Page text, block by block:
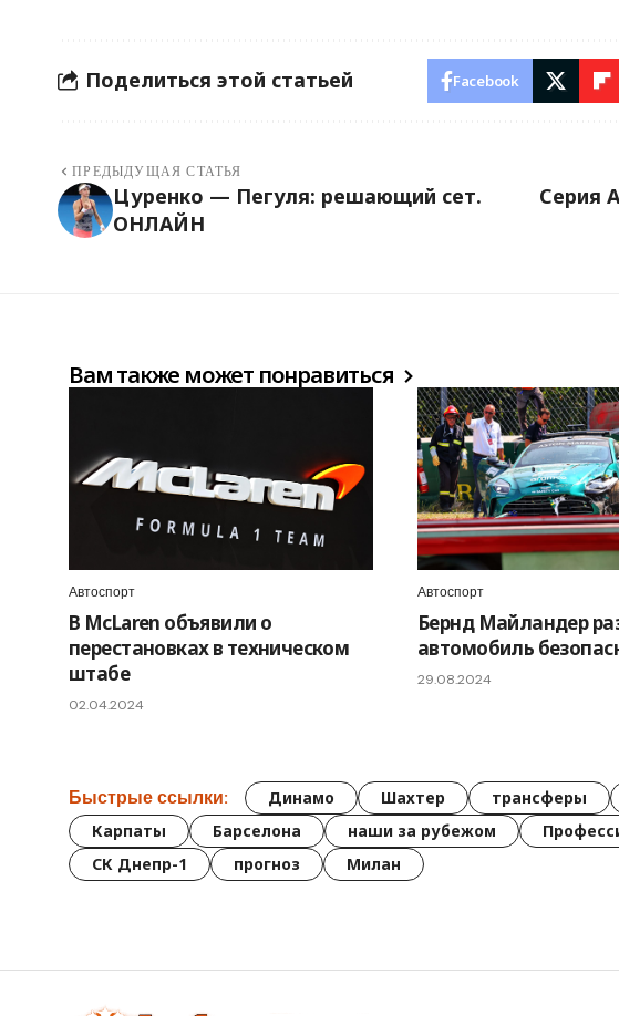
Поделиться этой статьей Facebook
ПРЕДЫДУЩАЯ СТАТЬЯ
Цуренко — Пегуля: решающий сет.
ОНЛАЙН
Серия
Вам также может понравиться
Автоспорт
В McLaren объявили о
перестановках в техническом
штабе
02.04.2024
Автоспорт
Бернд Майландер
автомобиль
29.08.2024
Быстрые ссылки: Динамо Шахтер трансферы
Карпаты
Барселона наши за рубежом
СК Днепр-1
прогноз Милан